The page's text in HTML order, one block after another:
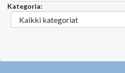
Kategoria: